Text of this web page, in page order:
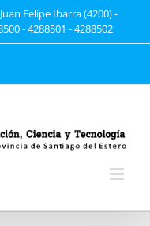
Felipe Ibarra (4200) -
- 4288501 - 4288502